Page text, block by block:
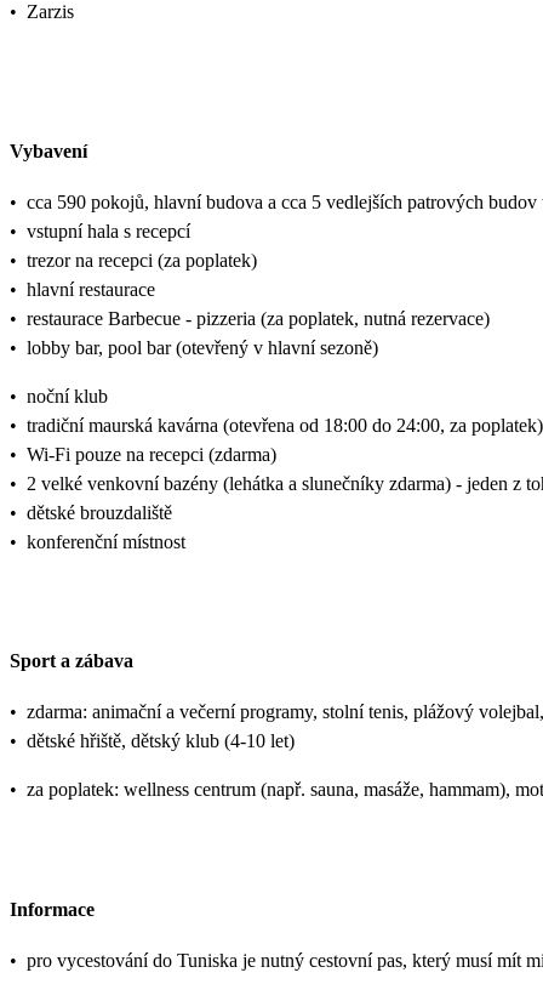
• Zarzis
Vybavení
• cca 590 pokojů, hlavní budova a cca 5 vedlejších patrových
• vstupní hala s recepcí
• trezor na recepci (za poplatek)
• hlavní restaurace
• restaurace Barbecue - pizzeria (za poplatek, nutná rezervace)
• lobby bar, pool bar (otevřený v hlavní sezoně)
• noční klub
• tradiční maurská kavárna (otevřena od 18:00 do 24:00, za poplatek)
• Wi-Fi pouze na recepci (zdarma)
• 2 velké venkovní bazény (lehátka a slunečníky zdarma) - jeden z
• dětské brouzdaliště
• konferenční místnost
Sport a zábava
• zdarma: animační a večerní programy, stolní tenis, plážový
• dětské hřiště, dětský klub (4-10 let)
• za poplatek: wellness centrum (např. sauna, masáže, hammam),
Informace
• pro vycestování do Tuniska je nutný cestovní pas, který musí mít